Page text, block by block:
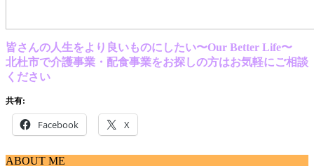
皆さんの人生をより良いものにしたい〜Our Better Life〜
北杜市で介護事業・配食事業をお探しの方はお気軽にご相談
ください
共有:
Facebook X
ABOUT ME